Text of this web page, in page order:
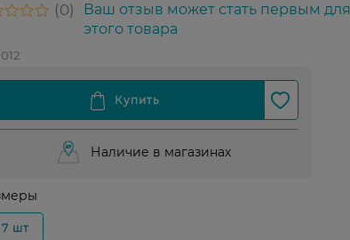
0
Ваш отзыв может стать первым для
этого товара
Наличие в магазинах
7 шт